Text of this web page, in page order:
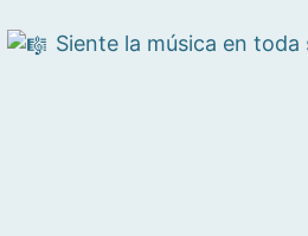
Siente la música en toda